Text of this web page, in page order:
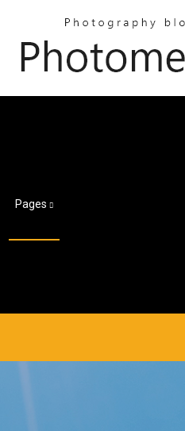
Pages